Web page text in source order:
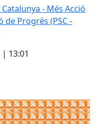
- Més Acció
Progrés (PSC -
13:01